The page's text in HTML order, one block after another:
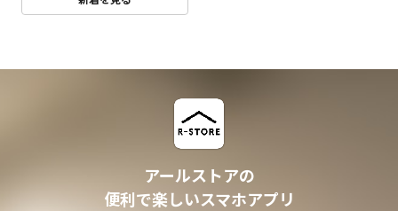
アールストアの
便利で楽しいスマホアプリ